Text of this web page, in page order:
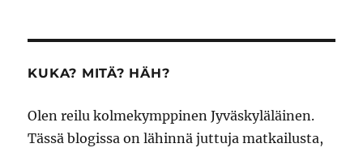
KUKA? MITÄ? HÄH?
Olen reilu kolmekymppinen Jyväskyläläinen.
Tässä blogissa on lähinnä juttuja matkailusta,